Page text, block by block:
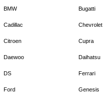
BMW Bugatti
Cadillac Chevrolet
Citroen Cupra
Daewoo Daihatsu
DS Ferrari
Ford Genesis